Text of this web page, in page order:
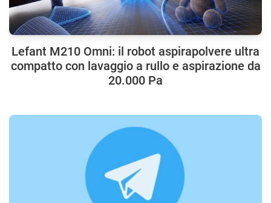
Lefant M210 Omni: il robot aspirapolvere ultra
compatto con lavaggio a rullo e aspirazione da
20.000 Pa